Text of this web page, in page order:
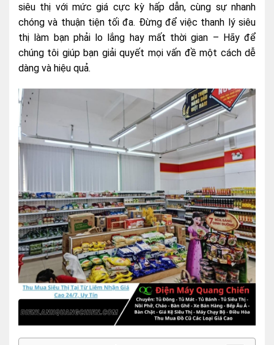
siêu thị với mức giá cực kỳ hấp dẫn, cùng sự nhanh
chóng và thuận tiện tối đa. Đừng để việc thanh lý siêu
thị làm bạn phải lo lắng hay mất thời gian – Hãy để
chúng tôi giúp bạn giải quyết mọi vấn đề một cách dễ
dàng và hiệu quả.